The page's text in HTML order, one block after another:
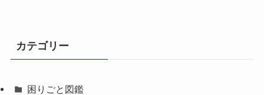
カテゴリー
困りごと図鑑